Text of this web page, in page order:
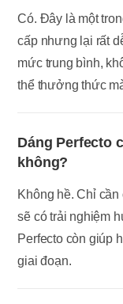
Có. Đây là một
cấp nhưng lại rất
mức trung bình,
thể thưởng thức
Dáng Perfecto
không?
Không hề. Chỉ
sẽ có trải nghiệm
Perfecto còn giúp
giai đoạn.